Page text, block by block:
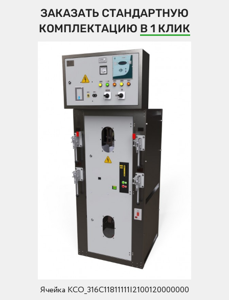
ЗАКАЗАТЬ СТАНДАРТНУЮ
КОМПЛЕКТАЦИЮ В 1 КЛИК
Ячейка КСО_316C11811111I2100120000000